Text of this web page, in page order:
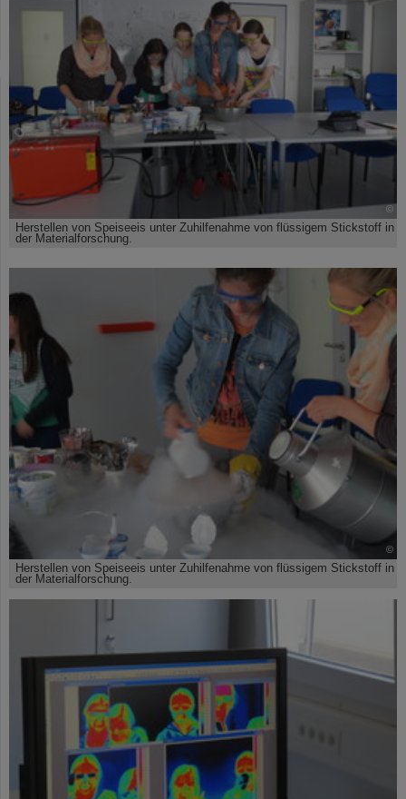
©
Herstellen von Speiseeis unter Zuhilfenahme von flüssigem Stickstoff in
der Materialforschung.
©
Herstellen von Speiseeis unter Zuhilfenahme von flüssigem Stickstoff in
der Materialforschung.